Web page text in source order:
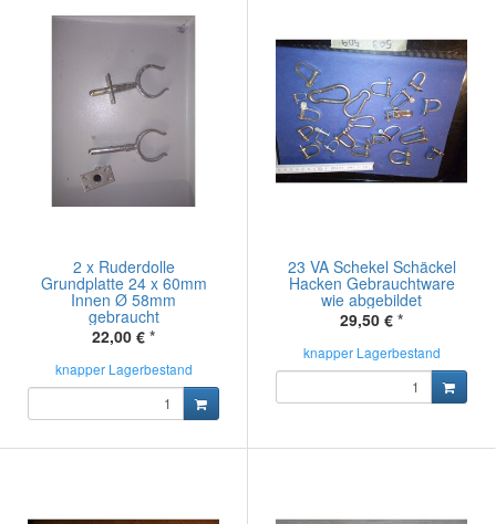
2 x Ruderdolle
Grundplatte 24 x 60mm
Innen Ø 58mm
gebraucht
22,00 € *
knapper Lagerbestand
23 VA Schekel Schäckel
Hacken Gebrauchtware
wie abgebildet
29,50 € *
knapper Lagerbestand